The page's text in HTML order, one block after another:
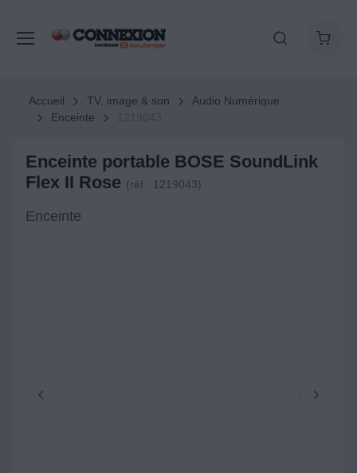
Accueil TV, image & son
Audio Numérique
Enceinte
Enceinte portable BOSE SoundLink
Flex II Rose (réf : 1219043)
Enceinte